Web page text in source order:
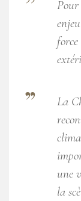
Pour
La
une
la